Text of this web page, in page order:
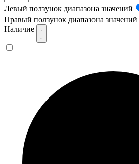
Левый ползунок диапазона значений
Правый ползунок диапазона значений
Наличие